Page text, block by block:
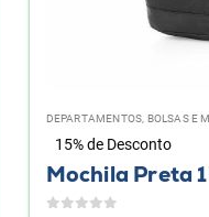
DEPARTAMENTOS BOLSAS E
15% de Desconto
Mochila Preta